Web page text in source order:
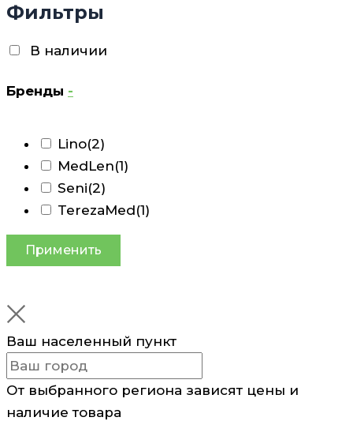
Фильтры
В наличии
Бренды -
Lino(2)
MedLen(1)
Seni(2)
TerezaMed(1)
Применить
Ваш населенный пункт
От выбранного региона зависят цены и
наличие товара